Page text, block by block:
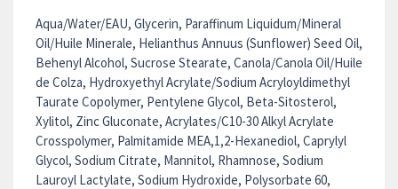
Aqua/Water/EAU, Glycerin, Paraffinum Liquidum/Mineral
Oil/Huile Minerale, Helianthus Annuus (Sunflower) Seed Oil,
Behenyl Alcohol, Sucrose Stearate, Canola/Canola Oil/Huile
de Colza, Hydroxyethyl Acrylate/Sodium Acryloyldimethyl
Taurate Copolymer, Pentylene Glycol, Beta-Sitosterol,
Xylitol, Zinc Gluconate, Acrylates/C10-30 Alkyl Acrylate
Crosspolymer, Palmitamide MEA,1,2-Hexanediol, Caprylyl
Glycol, Sodium Citrate, Mannitol, Rhamnose, Sodium
Lauroyl Lactylate, Sodium Hydroxide, Polysorbate 60,